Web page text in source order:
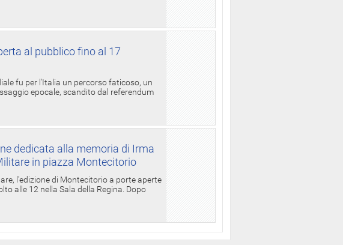
al pubblico fino al 17
fu per l'Italia un percorso faticoso, un
epocale, scandito dal referendum
dedicata alla memoria di Irma
in piazza Montecitorio
l'edizione di Montecitorio a porte aperte
alle 12 nella Sala della Regina. Dopo